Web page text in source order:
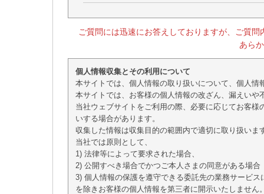
ご質問には迅速にお答えしておりますが、ご質
あら
個人情報収集とその利用について
本サイトでは、個人情報の取り扱いについて、個人
本サイトでは、お客様の個人情報の改ざん、漏えい
当社ウェブサイトをご利用の際、必要に応じてお客
いする場合があります。
収集した情報は収集目的の範囲内で適切に取り扱いま
当社では原則として、
1) 法律等によって要求された場合、
2) 公開すべき場合でかつご本人さまの同意がある場合
3) 個人情報の保護を遵守できる委託先の業務サービ
を除きお客様の個人情報を第三者に開示いたしません